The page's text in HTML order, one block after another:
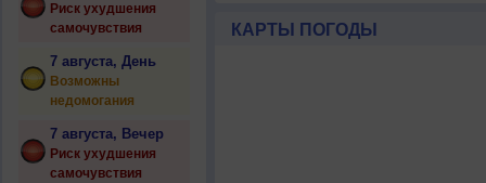
Риск ухудшения
самочувствия
7 августа, День
Возможны
недомогания
7 августа, Вечер
Риск ухудшения
самочувствия
КАРТЫ ПОГОДЫ